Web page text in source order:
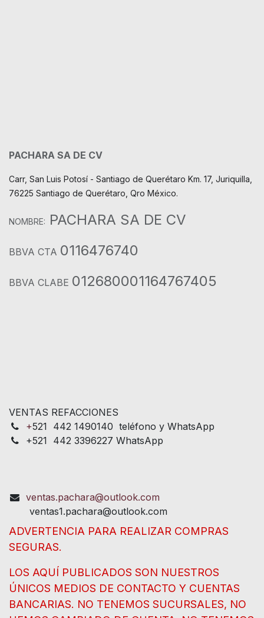
PACHARA SA DE CV
Carr, San Luis Potosí - Santiago de Querétaro Km. 17, Juriquilla,
76225 Santiago de Querétaro, Qro México.
NOMBRE: PACHARA SA DE CV
BBVA CTA 0116476740
BBVA CLABE 012680001164767405
VENTAS REFACCIONES
+521 442 1490140 teléfono y WhatsApp
+521 442 3396227 WhatsApp
ventas.pachara@outlook.com
ventas1.pachara@outlook.com
ADVERTENCIA PARA REALIZAR COMPRAS
SEGURAS.
LOS AQUÍ PUBLICADOS SON NUESTROS
ÚNICOS MEDIOS DE CONTACTO Y CUENTAS
BANCARIAS. NO TENEMOS SUCURSALES, NO